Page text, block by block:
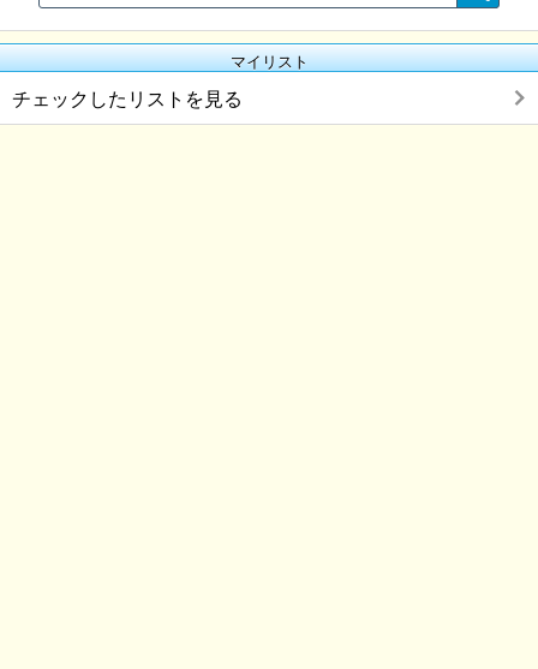
マイリスト
チェックしたリストを見る